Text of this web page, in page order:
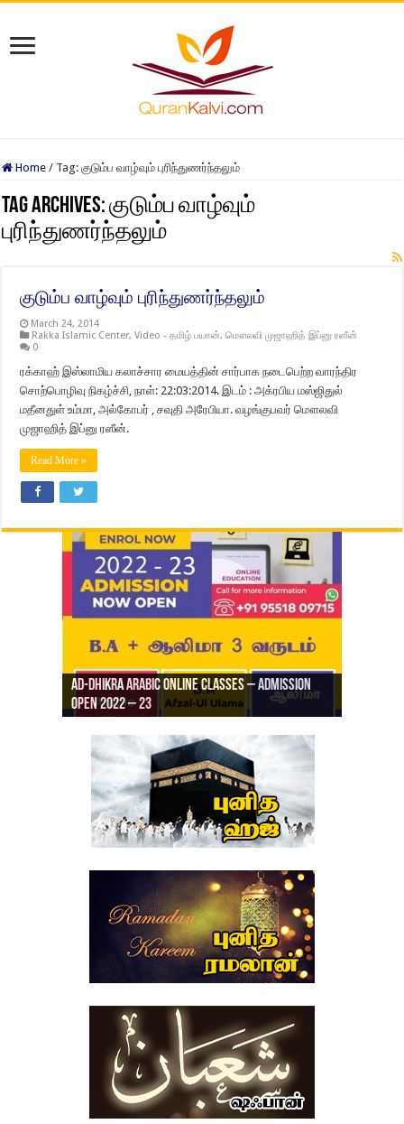
Home / Tag:குடும்ப வாழ்வும் புரிந்துணர்ந்தலும்
Tag Archives:குடும்ப வாழ்வும்
புரிந்துணர்ந்தலும்
குடும்ப வாழ்வும் புரிந்துணர்ந்தலும்
March 24, 2014
Rakka Islamic Center,Video - தமிழ் பயான்,மௌலவி முஜாஹித் இப்னு ரஸீன்
0
ரக்காஹ் இஸ்லாமிய கலாச்சார மையத்தின் சார்பாக நடைபெற்ற வாரந்திர
சொற்பொழிவு நிகழ்ச்சி, நாள்: 22:03:2014. இடம் : அக்ரபிய மஸ்ஜிதுல்
மதீனதுள் உம்மா, அல்கோபர் , சவுதி அரேபியா. வழங்குபவர் மௌலவி
முஜாஹித் இப்னு ரஸீன்.
Read More »
Ad-Dhikra Arabic Online Classes – Admission
Open 2022 – 23
Ad-Dhikra Arabic Online Classes – BA Arabic
AD DHIKRA ARABIC COLLEGE ADMISSION
ரியாத் ஜும்ஆ தமிழாக்கம், Jamia Al Hajiri
Masjid (Kuwait Masjid), Malaz, Riyadh